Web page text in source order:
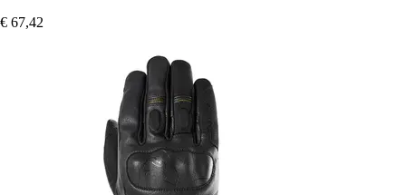
€ 67,42